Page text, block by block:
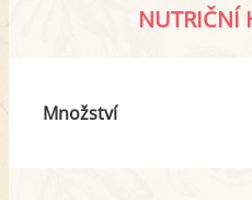
NUTRIČNÍ
Množství